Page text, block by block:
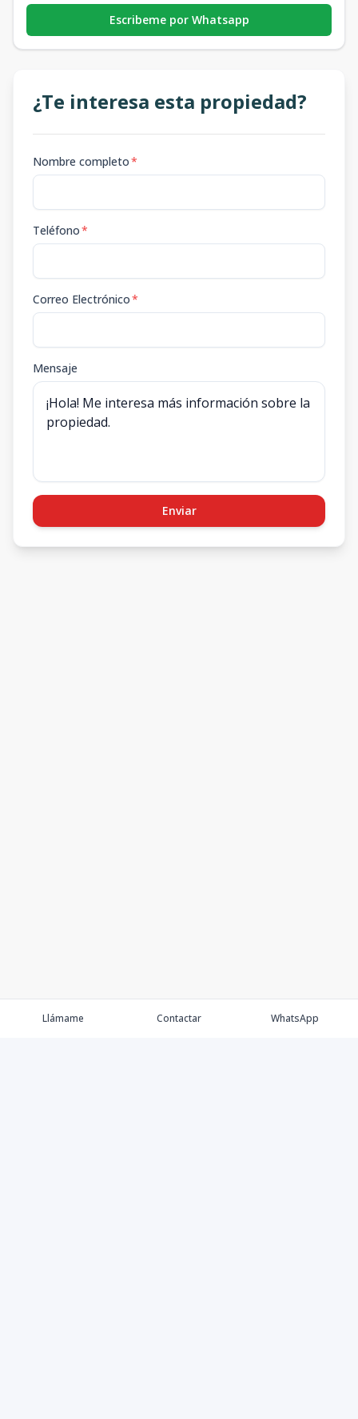
Escribeme por Whatsapp
¿Te interesa esta propiedad?
Nombre completo*
Teléfono*
Correo Electrónico*
Mensaje
Enviar
Llámame Contactar WhatsApp